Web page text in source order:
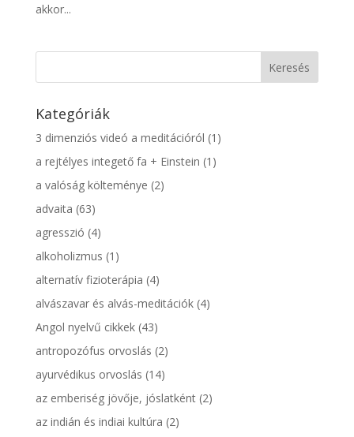
akkor...
Kategóriák
3 dimenziós videó a meditációról (1)
a rejtélyes integető fa + Einstein (1)
a valóság költeménye (2)
advaita (63)
agresszió (4)
alkoholizmus (1)
alternatív fizioterápia (4)
alvászavar és alvás-meditációk(4)
Angol nyelvű cikkek(43)
antropozófus orvoslás (2)
ayurvédikus orvoslás (14)
az emberiség jövője, jóslatként(2)
az indián és indiai kultúra (2)